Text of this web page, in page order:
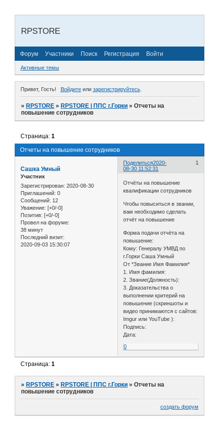
RPSTORE
Форум Участники Поиск Регистрация Войти
Активные темы
Привет, Гость! Войдитеили зарегистрируйтесь.
»RPSTORE »RPSTORE | ППС г.Горки »Отчеты на
повышение сотрудников
Отчеты на повышение сотрудников
Страница:1
Поделиться 1
2020-
08-30 11:52:31
Сашка Умный
Участник
Зарегистрирован: 2020-08-30
Приглашений: 0
Сообщений: 12
Уважение: [+0/-0]
Позитив: [+0/-0]
Провел на форуме:
38 минут
Последний визит:
2020-09-03 15:30:07
Отчёты на повышение
квалификации сотрудников
Чтобы повыситься в звании,
вам необходимо сделать
отчёт на повышение
Форма подачи отчёта на
повышение:
Кому: Генералу УМВД по
г.Горки Саша Умный
От *Звание Имя Фамилия*
1. Имя фамилия:
2. Звание(Должность):
3. Доказательства о
выполнении критерий на
повышение (скриншоты и
видео принимаются с сайтов:
Imgur или YouTube ):
Подпись:
Дата:
0
Страница:1
»RPSTORE »RPSTORE | ППС г.Горки »Отчеты на
повышение сотрудников
создать форум